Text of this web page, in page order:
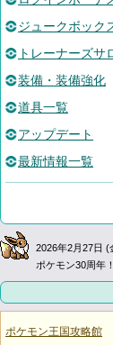
ジュークボック
トレーナーズサ
装備・装備強化
道具一覧
アップデート
最新情報一覧
2026年2月27日 (
ポケモン30周年！
ポケモン王国攻略館